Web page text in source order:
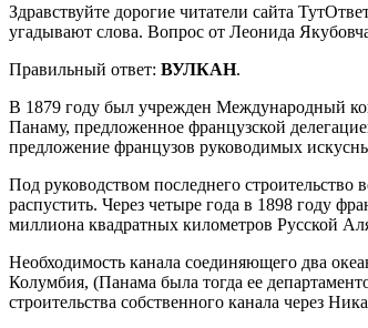
Здравствуйте дорогие читатели сайта
угадывают слова. Вопрос от Леонида
Правильный ответ: ВУЛКАН.
В 1879 году был учрежден Международный
Панаму, предложенное французской
предложение французов руководимых
Под руководством последнего
распустить. Через четыре года в 1898 году
миллиона квадратных километров Русской
Необходимость канала соединяющего два
Колумбия, (Панама была тогда ее
строительства собственного канала через